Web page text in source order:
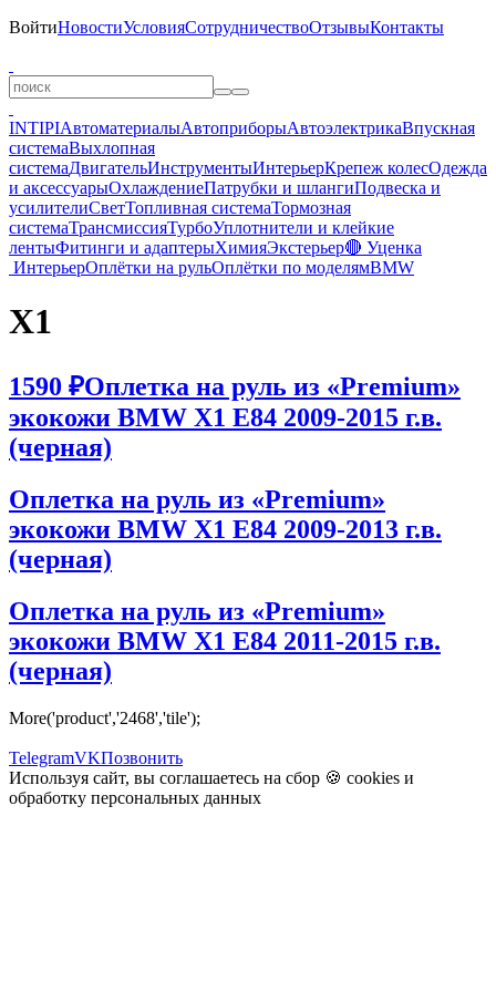
ВойтиНовостиУсловияСотрудничествоОтзывыКонтакты
INTIPIАвтоматериалыАвтоприборыАвтоэлектрикаВпускная
системаВыхлопная
системаДвигательИнструментыИнтерьерКрепеж колесОдежда
и аксессуарыОхлаждениеПатрубки и шлангиПодвеска и
усилителиСветТопливная системаТормозная
системаТрансмиссияТурбоУплотнители и клейкие
лентыФитинги и адаптерыХимияЭкстерьер🔴 Уценка
ИнтерьерОплётки на рульОплётки по моделямBMW
X1
1590 ₽Оплетка на руль из «Premium»
экокожи BMW X1 E84 2009-2015 г.в.
(черная)
Оплетка на руль из «Premium»
экокожи BMW X1 E84 2009-2013 г.в.
(черная)
Оплетка на руль из «Premium»
экокожи BMW X1 E84 2011-2015 г.в.
(черная)
More('product','2468','tile');
TelegramVKПозвонить
Используя сайт, вы соглашаетесь на сбор 🍪 cookies и
обработку персональных данных